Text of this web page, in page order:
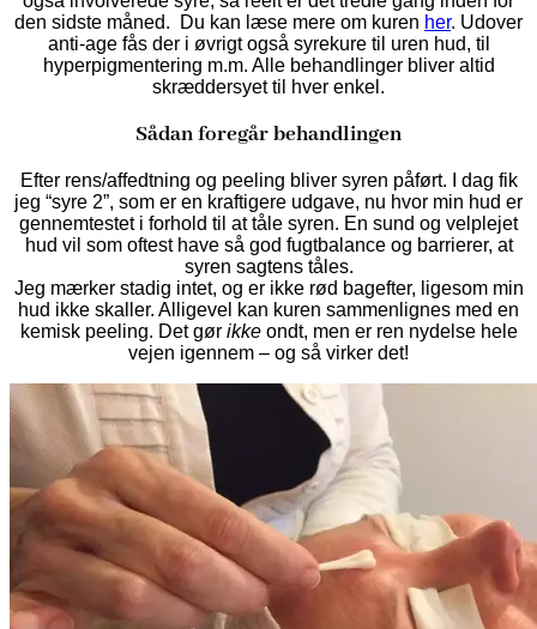
den sidste måned. Du kan læse mere om kuren her. Udover
anti-age fås der i øvrigt også syrekure til uren hud, til
hyperpigmentering m.m. Alle behandlinger bliver altid
skræddersyet til hver enkel.
Sådan foregår behandlingen
Efter rens/affedtning og peeling bliver syren påført. I dag fik
jeg “syre 2”, som er en kraftigere udgave, nu hvor min hud er
gennemtestet i forhold til at tåle syren. En sund og velplejet
hud vil som oftest have så god fugtbalance og barrierer, at
syren sagtens tåles.
Jeg mærker stadig intet, og er ikke rød bagefter, ligesom min
hud ikke skaller. Alligevel kan kuren sammenlignes med en
kemisk peeling. Det gør ikkeondt, men er ren nydelse hele
vejen igennem – og så virker det!